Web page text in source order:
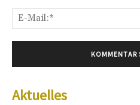
Aktuelles